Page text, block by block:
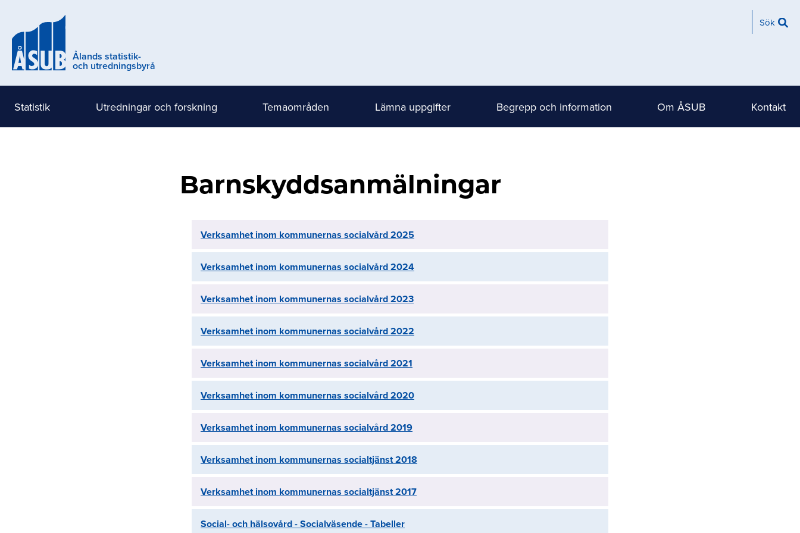
huvudinnehåll
Ålands statistik-
och utredningsbyrå
Sök
Huvudmeny
Statistik Utredningar och forskning Temaområden Lämna uppgifter Begrepp och information Om ÅSUB Kontakt
Barnskyddsanmälningar
Verksamhet inom kommunernas socialvård 2025
Verksamhet inom kommunernas socialvård 2024
Verksamhet inom kommunernas socialvård 2023
Verksamhet inom kommunernas socialvård 2022
Verksamhet inom kommunernas socialvård 2021
Verksamhet inom kommunernas socialvård 2020
Verksamhet inom kommunernas socialvård 2019
Verksamhet inom kommunernas socialtjänst 2018
Verksamhet inom kommunernas socialtjänst 2017
Social- och hälsovård - Socialväsende - Tabeller